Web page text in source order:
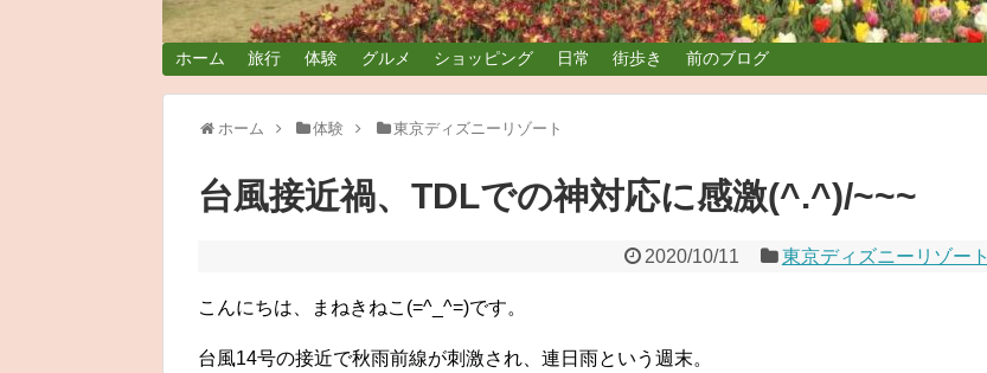
ホーム 旅行 体験 グルメ ショッピング 日常 街歩き 前のブログ
ホーム 体験 東京ディズニーリゾート
台風接近禍、TDLでの神対応に感激(^.^)/~~~
2020/10/11 東京ディズニーリゾート
こんにちは、まねきねこ(=^_^=)です。
台風14号の接近で秋雨前線が刺激され、連日雨という週末。